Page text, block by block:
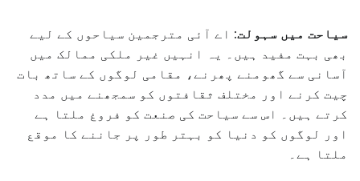
سیاحت میں سہولت: اے آئی مترجمین سیاحوں کے لیے
بھی بہت مفید ہیں۔ یہ انہیں غیر ملکی ممالک میں
آسانی سے گھومنے پھرنے، مقامی لوگوں کے ساتھ بات
چیت کرنے اور مختلف ثقافتوں کو سمجھنے میں مدد
کرتے ہیں۔ اس سے سیاحت کی صنعت کو فروغ ملتا ہے
اور لوگوں کو دنیا کو بہتر طور پر جاننے کا موقع
ملتا ہے۔